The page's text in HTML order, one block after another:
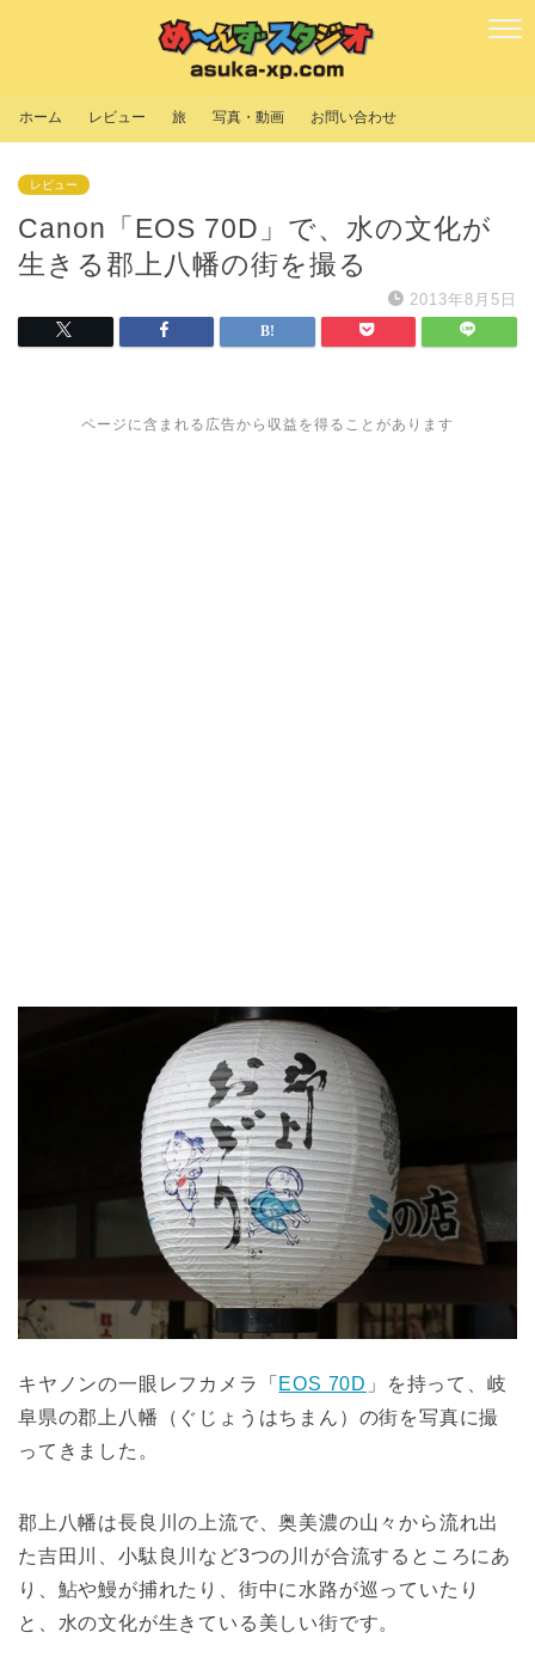
ホーム レビュー 旅 写真・動画 お問い合わせ
レビュー
Canon「EOS 70D」で、水の文化が
生きる郡上八幡の街を撮る
2013年8月5日
ページに含まれる広告から収益を得ることがあります
キヤノンの一眼レフカメラ「 EOS 70D 」を持って、岐
阜県の郡上八幡（ぐじょうはちまん）の街を写真に撮
ってきました。
郡上八幡は長良川の上流で、奥美濃の山々から流れ出
た吉田川、小駄良川など3つの川が合流するところにあ
り、鮎や鰻が捕れたり、街中に水路が巡っていたり
と、水の文化が生きている美しい街です。